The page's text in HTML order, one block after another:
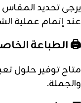
يرجى تحديد
عند إتمام عملية
🖨️ الطباعة
متاح توفير حلول
والجملة.